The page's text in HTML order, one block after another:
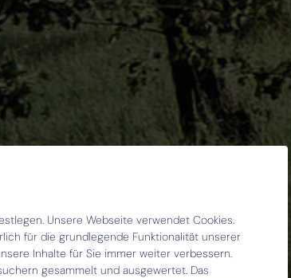
Unsere Webseite verwendet Cookies.
für die grundlegende Funktionalität unserer
Inhalte für Sie immer weiter verbessern.
gesammelt und ausgewertet. Das